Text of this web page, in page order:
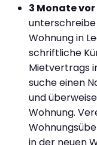
3 Monate
Wohnung in
schriftliche
Mietvertrags
suche einen
und
Wohnung.
in der neuen